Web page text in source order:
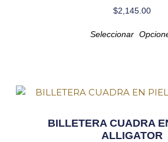
$2,145.00
Seleccionar
BILLETERA CUADRA
ALLIGATOR